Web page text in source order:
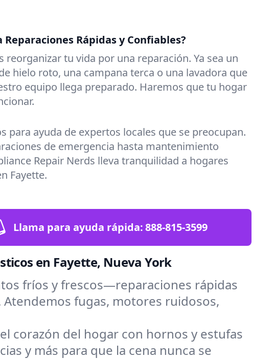
Reparaciones Rápidas y Confiables?
reorganizar tu vida por una reparación. Ya sea un
hielo roto, una campana terca o una lavadora que
equipo llega preparado. Haremos que tu hogar
para ayuda de expertos locales que se preocupan.
de emergencia hasta mantenimiento
Repair Nerds lleva tranquilidad a hogares
Fayette.
Llama para ayuda rápida:888-815-3599
en Fayette, Nueva York
fríos y frescos—reparaciones rápidas
fugas, motores ruidosos,
corazón del hogar con hornos y estufas
y más para que la cena nunca se